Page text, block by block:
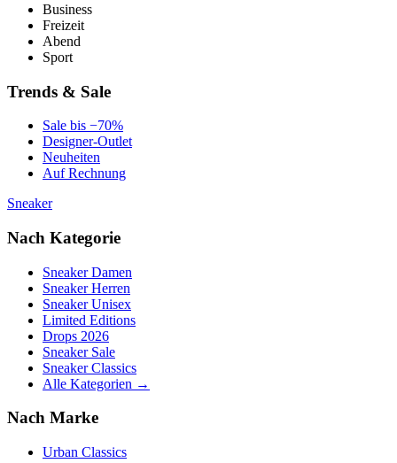
Business
Freizeit
Abend
Sport
Trends & Sale
Sale bis −70%
Designer-Outlet
Neuheiten
Auf Rechnung
Sneaker
Nach Kategorie
Sneaker Damen
Sneaker Herren
Sneaker Unisex
Limited Editions
Drops 2026
Sneaker Sale
Sneaker Classics
Alle Kategorien →
Nach Marke
Urban Classics